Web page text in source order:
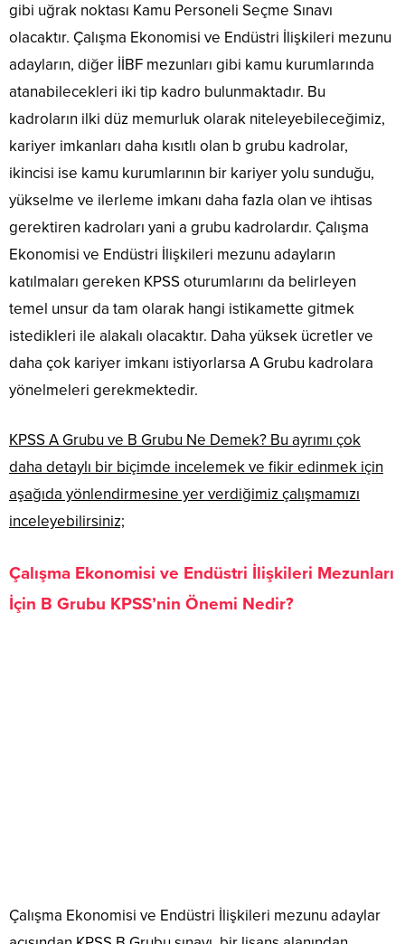
gibi uğrak noktası Kamu Personeli Seçme Sınavı
olacaktır. Çalışma Ekonomisi ve Endüstri İlişkileri mezunu
adayların, diğer İİBF mezunları gibi kamu kurumlarında
atanabilecekleri iki tip kadro bulunmaktadır. Bu
kadroların ilki düz memurluk olarak niteleyebileceğimiz,
kariyer imkanları daha kısıtlı olan b grubu kadrolar,
ikincisi ise kamu kurumlarının bir kariyer yolu sunduğu,
yükselme ve ilerleme imkanı daha fazla olan ve ihtisas
gerektiren kadroları yani a grubu kadrolardır. Çalışma
Ekonomisi ve Endüstri İlişkileri mezunu adayların
katılmaları gereken KPSS oturumlarını da belirleyen
temel unsur da tam olarak hangi istikamette gitmek
istedikleri ile alakalı olacaktır. Daha yüksek ücretler ve
daha çok kariyer imkanı istiyorlarsa A Grubu kadrolara
yönelmeleri gerekmektedir.
KPSS A Grubu ve B Grubu Ne Demek? Bu ayrımı çok
daha detaylı bir biçimde incelemek ve fikir edinmek için
aşağıda yönlendirmesine yer verdiğimiz çalışmamızı
inceleyebilirsiniz;
Çalışma Ekonomisi ve Endüstri İlişkileri Mezunları
İçin B Grubu KPSS’nin Önemi Nedir?
Çalışma Ekonomisi ve Endüstri İlişkileri mezunu adaylar